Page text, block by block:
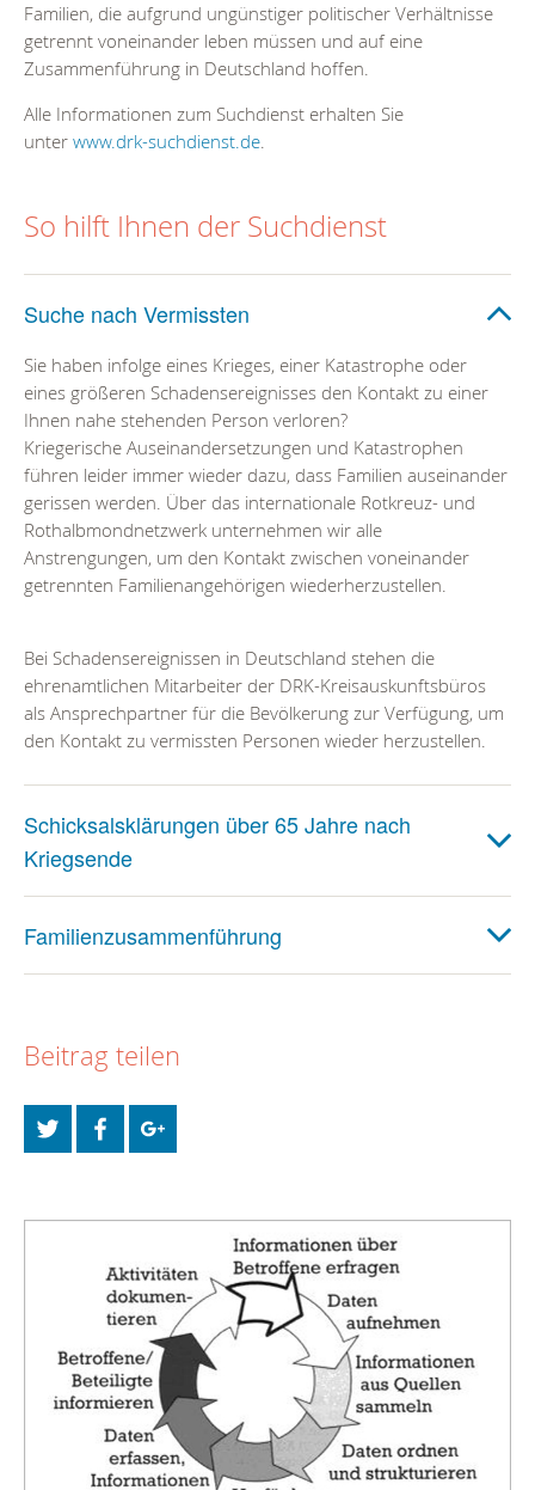
Familien, die aufgrund ungünstiger politischer Verhältnisse
getrennt voneinander leben müssen und auf eine
Zusammenführung in Deutschland hoffen.
Alle Informationen zum Suchdienst erhalten Sie
unter www.drk-suchdienst.de.
So hilft Ihnen der Suchdienst
Suche nach Vermissten
Sie haben infolge eines Krieges, einer Katastrophe oder
eines größeren Schadensereignisses den Kontakt zu einer
Ihnen nahe stehenden Person verloren?
Kriegerische Auseinandersetzungen und Katastrophen
führen leider immer wieder dazu, dass Familien auseinander
gerissen werden. Über das internationale Rotkreuz- und
Rothalbmondnetzwerk unternehmen wir alle
Anstrengungen, um den Kontakt zwischen voneinander
getrennten Familienangehörigen wiederherzustellen.
Bei Schadensereignissen in Deutschland stehen die
ehrenamtlichen Mitarbeiter der DRK-Kreisauskunftsbüros
als Ansprechpartner für die Bevölkerung zur Verfügung, um
den Kontakt zu vermissten Personen wieder herzustellen.
Schicksalsklärungen über 65 Jahre nach
Kriegsende
Familienzusammenführung
Beitrag teilen